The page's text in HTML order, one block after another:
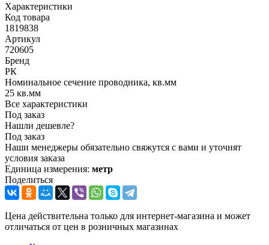
Характеристики
Код товара
1819838
Артикул
720605
Бренд
РК
Номинальное сечение проводника, кв.мм
25 кв.мм
Все характеристики
Под заказ
Нашли дешевле?
Под заказ
Наши менеджеры обязательно свяжутся с вами и уточнят
условия заказа
Единица измерения: метр
Поделиться
Цена действительна только для интернет-магазина и может
отличаться от цен в розничных магазинах